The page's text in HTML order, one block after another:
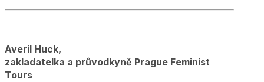
Averil Huck,
zakladatelka a průvodkyně Prague Feminist
Tours